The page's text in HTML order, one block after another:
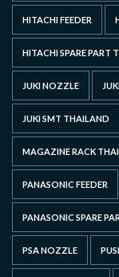
HITACHI FEEDER
HITACHI SPARE PART
JUKI NOZZLE
JUKI SMT THAILAND
MAGAZINE RACK
PANASONIC FEEDER
PANASONIC SPARE
PSA NOZZLE